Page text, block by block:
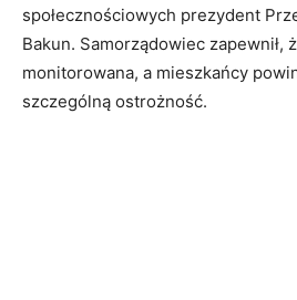
społecznościowych prezydent
Bakun. Samorządowiec zapewnił,
monitorowana, a mieszkańcy
szczególną ostrożność.